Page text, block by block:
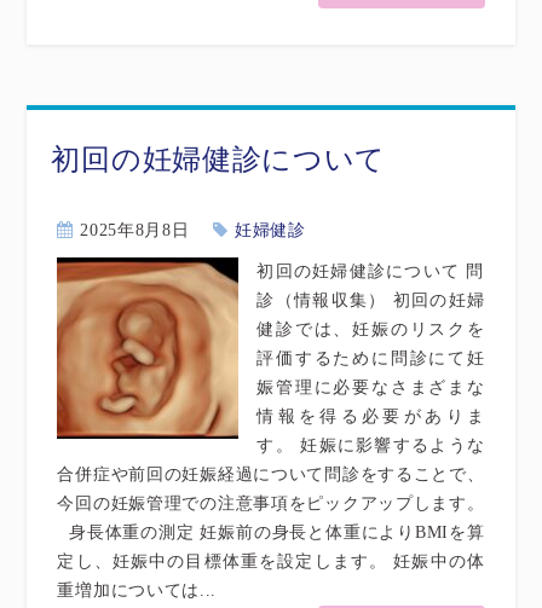
初回の妊婦健診について
2025年8月8日 妊婦健診
初回の妊婦健診について 問
診（情報収集） 初回の妊婦
健診では、妊娠のリスクを
評価するために問診にて妊
娠管理に必要なさまざまな
情報を得る必要がありま
す。 妊娠に影響するような
合併症や前回の妊娠経過について問診をすることで、
今回の妊娠管理での注意事項をピックアップします。
身長体重の測定 妊娠前の身長と体重によりBMIを算
定し、妊娠中の目標体重を設定します。 妊娠中の体
重増加については...